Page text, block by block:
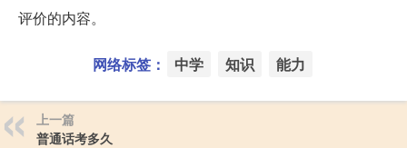
评价的内容。
网络标签： 中学 知识 能力
上一篇
普通话考多久